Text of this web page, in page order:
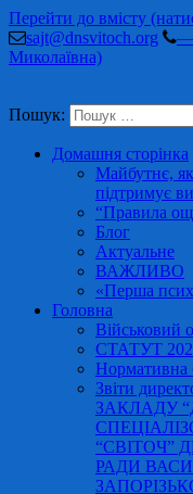
Перейти до вмісту
sajt@dnsvitoch.org
—
Миколаївна)
Пошук:
Домашня сторінка
Майбутнє,
підтримує
“Правила
Блог
Актуальне
ВАЖЛИВО
«Перша
Головна
Військовий
СТАТУТ
Нормативна
Звіти
ЗАКЛАДУ
“СВІТОЧ”
РАДИ